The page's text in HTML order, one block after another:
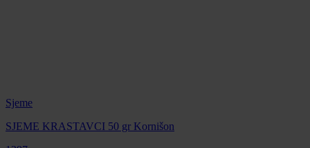
Sjeme
SJEME KRASTAVCI 50 gr Kornišon